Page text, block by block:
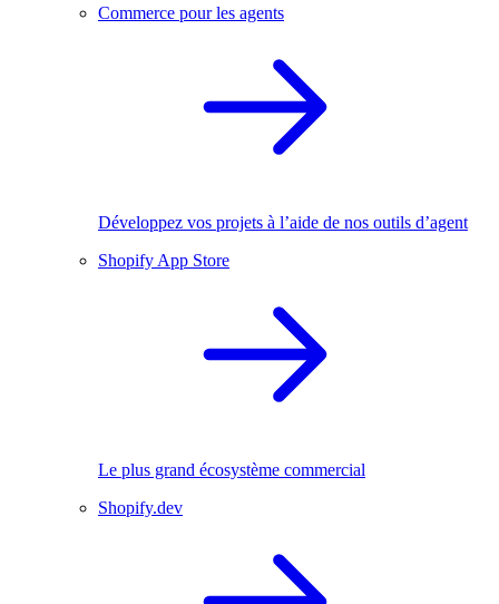
Commerce pour les agents
Développez vos projets à l’aide de nos outils d’agent
Shopify App Store
Le plus grand écosystème commercial
Shopify.dev